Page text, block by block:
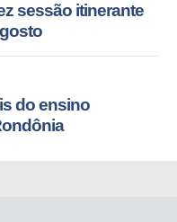
sessão itinerante
do ensino